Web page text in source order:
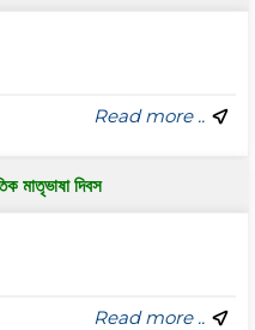
Read more ..
মাতৃভাষা দিবস
Read more ..